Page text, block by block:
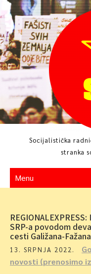
Skip
to
content
Socijalistička
stranka
Menu
SRP-a povodom
cesti Galižana-Fažana
13. SRPNJA 2022.
novosti (prenosimo